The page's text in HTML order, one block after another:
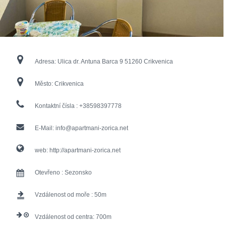
Adresa: Ulica dr. Antuna Barca 9 51260 Crikvenica
Město: Crikvenica
Kontaktní čísla : +38598397778
E-Mail: info@apartmani-zorica.net
web: http://apartmani-zorica.net
Otevřeno : Sezonsko
Vzdálenost od moře : 50
Vzdálenost od centra: 700